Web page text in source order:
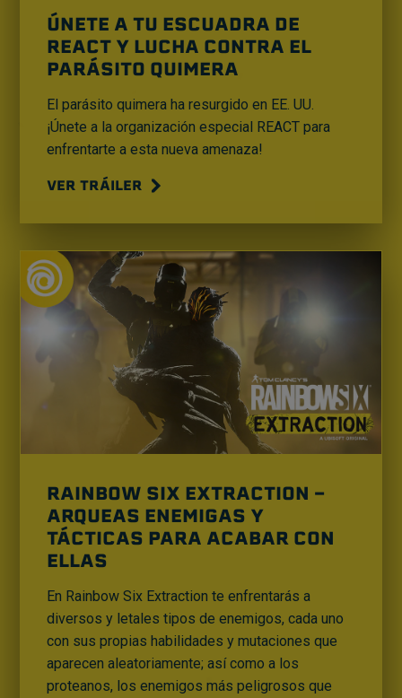
ÚNETE A TU ESCUADRA DE
REACT Y LUCHA CONTRA EL
PARÁSITO QUIMERA
El parásito quimera ha resurgido en EE. UU.
¡Únete a la organización especial REACT para
enfrentarte a esta nueva amenaza!
VER TRÁILER
RAINBOW SIX EXTRACTION -
ARQUEAS ENEMIGAS Y
TÁCTICAS PARA ACABAR CON
ELLAS
En Rainbow Six Extraction te enfrentarás a
diversos y letales tipos de enemigos, cada uno
con sus propias habilidades y mutaciones que
aparecen aleatoriamente; así como a los
proteanos, los enemigos más peligrosos que